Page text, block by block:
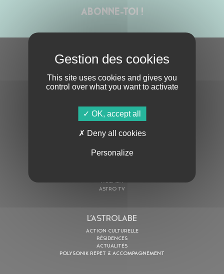
ABONNE-TOI !
S'ABONNER À LA NEWSLETTER
En cochant cette case, j’accepte la Politique de confidentialité
AGENDA
ASTRO TV
L’ASTROLABE
ACTION CULTURELLE
RÉSIDENCES
ACTUALITÉS
POLYSONIK REPET & ACCOMPAGNEMENT
This site uses cookies and gives you
control over what you want to activate
OK, accept all
Deny all cookies
Personalize